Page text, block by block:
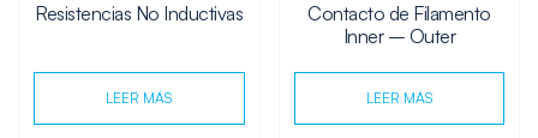
Resistencias No Inductivas
LEER MÁS
Contacto de Filamento
Inner – Outer
LEER MÁS